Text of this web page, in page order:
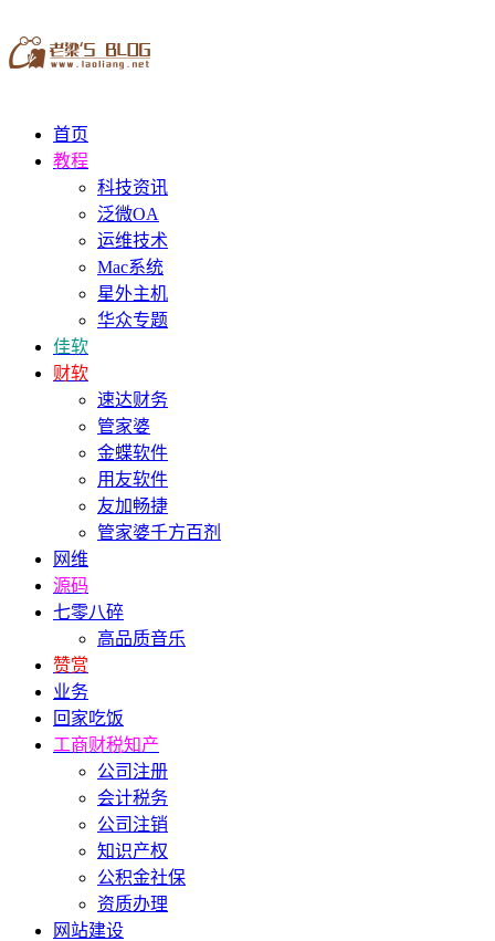
首页
教程
科技资讯
泛微OA
运维技术
Mac系统
星外主机
华众专题
佳软
财软
速达财务
管家婆
金蝶软件
用友软件
友加畅捷
管家婆千方百剂
网维
源码
七零八碎
高品质音乐
赞赏
业务
回家吃饭
工商财税知产
公司注册
会计税务
公司注销
知识产权
公积金社保
资质办理
网站建设